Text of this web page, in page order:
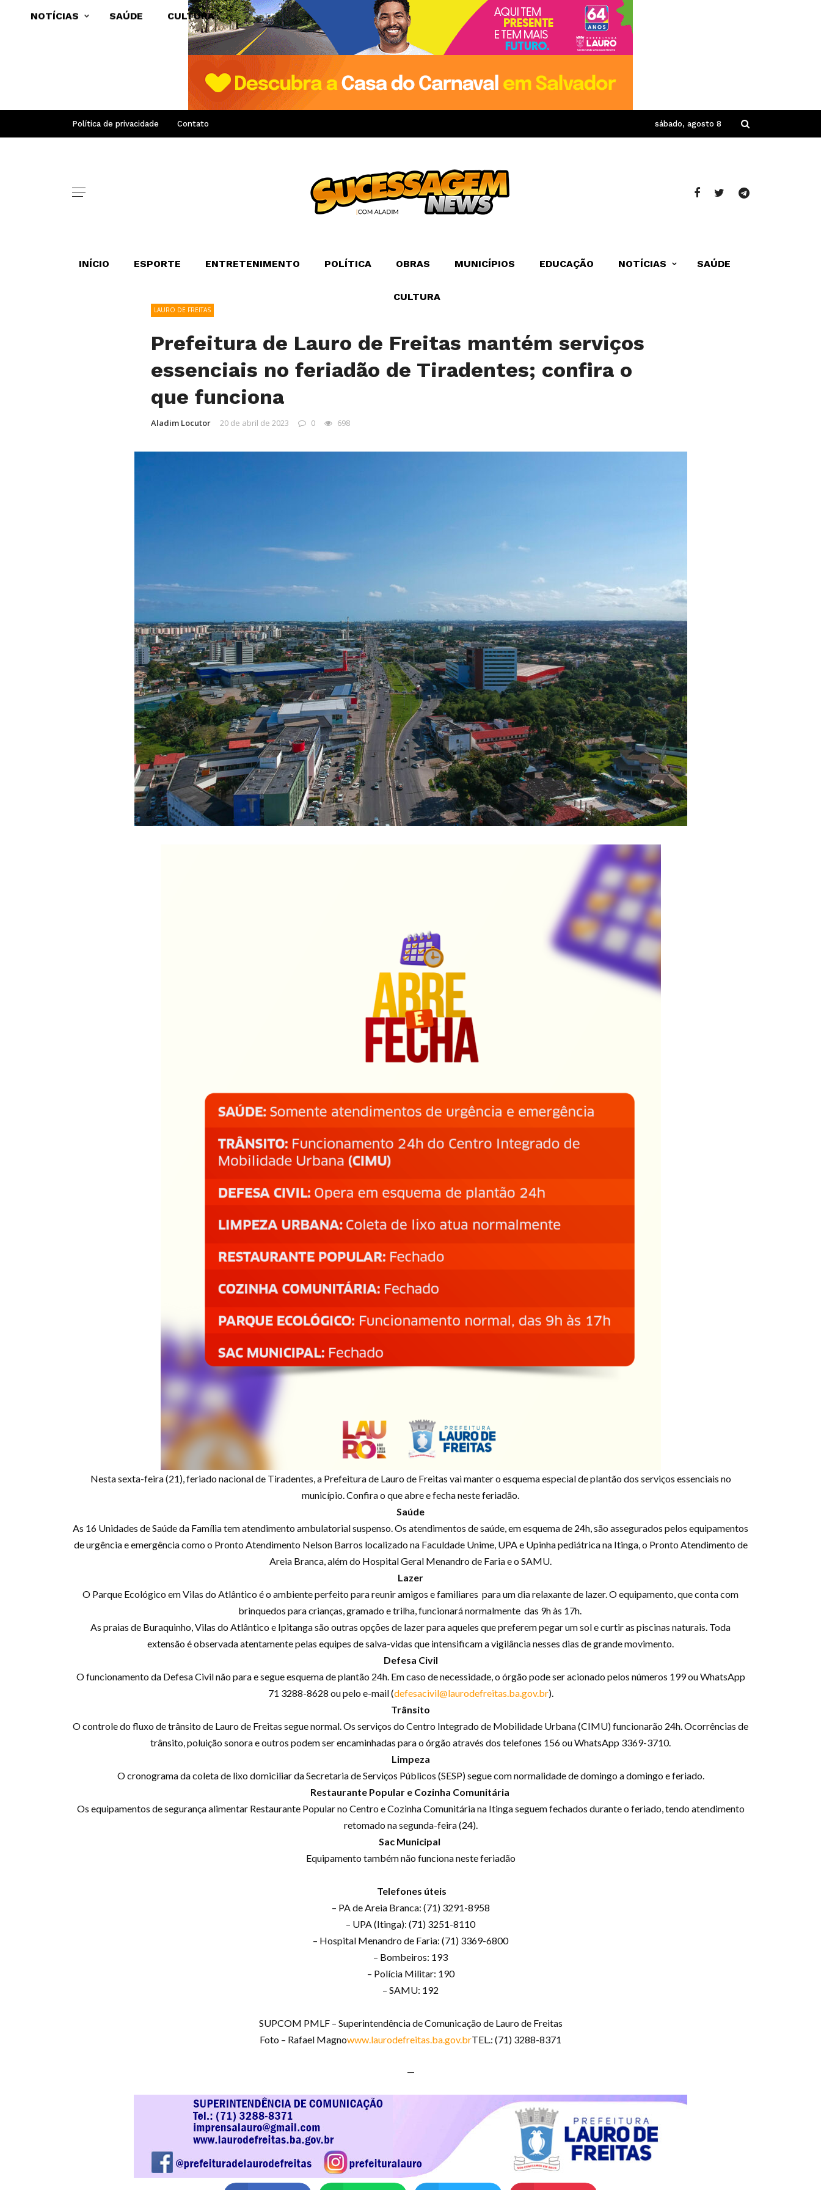
Política de privacidade Contato sábado, agosto 8
INÍCIO ESPORTE ENTRETENIMENTO POLÍTICA OBRAS MUNICÍPIOS EDUCAÇÃO NOTÍCIAS SAÚDE
CULTURA
NOTÍCIAS SAÚDE CULTURA
LAURO DE FREITAS
Prefeitura de Lauro de Freitas mantém serviços
essenciais no feriadão de Tiradentes; confira o
que funciona
Aladim Locutor 20 de abril de 2023 0 698
Nesta sexta-feira (21), feriado nacional de Tiradentes, a Prefeitura de Lauro de Freitas vai manter o esquema especial de plantão dos serviços essenciais no
município. Confira o que abre e fecha neste feriadão.
Saúde
As 16 Unidades de Saúde da Família tem atendimento ambulatorial suspenso. Os atendimentos de saúde, em esquema de 24h, são assegurados pelos equipamentos
de urgência e emergência como o Pronto Atendimento Nelson Barros localizado na Faculdade Unime, UPA e Upinha pediátrica na Itinga, o Pronto Atendimento de
Areia Branca, além do Hospital Geral Menandro de Faria e o SAMU.
Lazer
O Parque Ecológico em Vilas do Atlântico é o ambiente perfeito para reunir amigos e familiares para um dia relaxante de lazer. O equipamento, que conta com
brinquedos para crianças, gramado e trilha, funcionará normalmente das 9h às 17h.
As praias de Buraquinho, Vilas do Atlântico e Ipitanga são outras opções de lazer para aqueles que preferem pegar um sol e curtir as piscinas naturais. Toda
extensão é observada atentamente pelas equipes de salva-vidas que intensificam a vigilância nesses dias de grande movimento.
Defesa Civil
O funcionamento da Defesa Civil não para e segue esquema de plantão 24h. Em caso de necessidade, o órgão pode ser acionado pelos números 199 ou WhatsApp
71 3288-8628 ou pelo e-mail (defesacivil@laurodefreitas.ba.gov.br).
Trânsito
O controle do fluxo de trânsito de Lauro de Freitas segue normal. Os serviços do Centro Integrado de Mobilidade Urbana (CIMU) funcionarão 24h. Ocorrências de
trânsito, poluição sonora e outros podem ser encaminhadas para o órgão através dos telefones 156 ou WhatsApp 3369-3710.
Limpeza
O cronograma da coleta de lixo domiciliar da Secretaria de Serviços Públicos (SESP) segue com normalidade de domingo a domingo e feriado.
Restaurante Popular e Cozinha Comunitária
Os equipamentos de segurança alimentar Restaurante Popular no Centro e Cozinha Comunitária na Itinga seguem fechados durante o feriado, tendo atendimento
retomado na segunda-feira (24).
Sac Municipal
Equipamento também não funciona neste feriadão
Telefones úteis
– PA de Areia Branca: (71) 3291-8958
– UPA (Itinga): (71) 3251-8110
– Hospital Menandro de Faria: (71) 3369-6800
– Bombeiros: 193
– Polícia Militar: 190
– SAMU: 192
SUPCOM PMLF – Superintendência de Comunicação de Lauro de Freitas
Foto – Rafael Magnowww.laurodefreitas.ba.gov.brTEL.: (71) 3288-8371
—